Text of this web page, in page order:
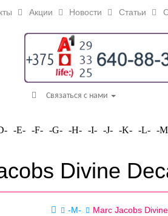
Акции Новости Статьи
Связаться с нами
-E- -F- -G- -H- -I- -J- -K- -L- -
Divine
-M- Marc Jacobs